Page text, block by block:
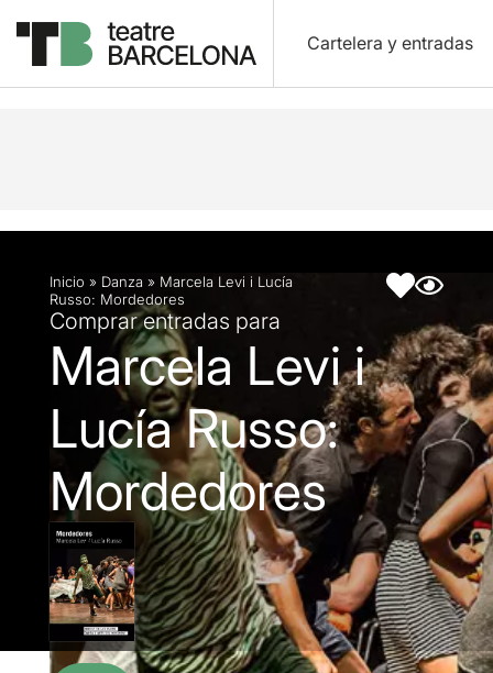
Cartelera y entradas
Descripción Ficha artística
Inicio » Danza » Marcela Levi i Lucía
Russo: Mordedores
Comprar entradas para
Marcela Levi i
Lucía Russo:
Mordedores